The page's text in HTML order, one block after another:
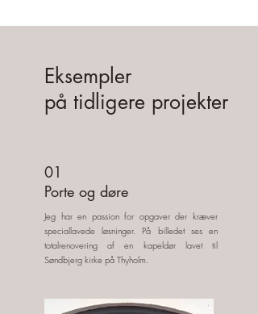
Eksempler
på tidligere projekter
01
Porte og døre
Jeg har en passion for opgaver der kræver
speciallavede løsninger. På billedet ses en
totalrenovering af en kapeldør lavet til
Søndbjerg kirke på Thyholm.